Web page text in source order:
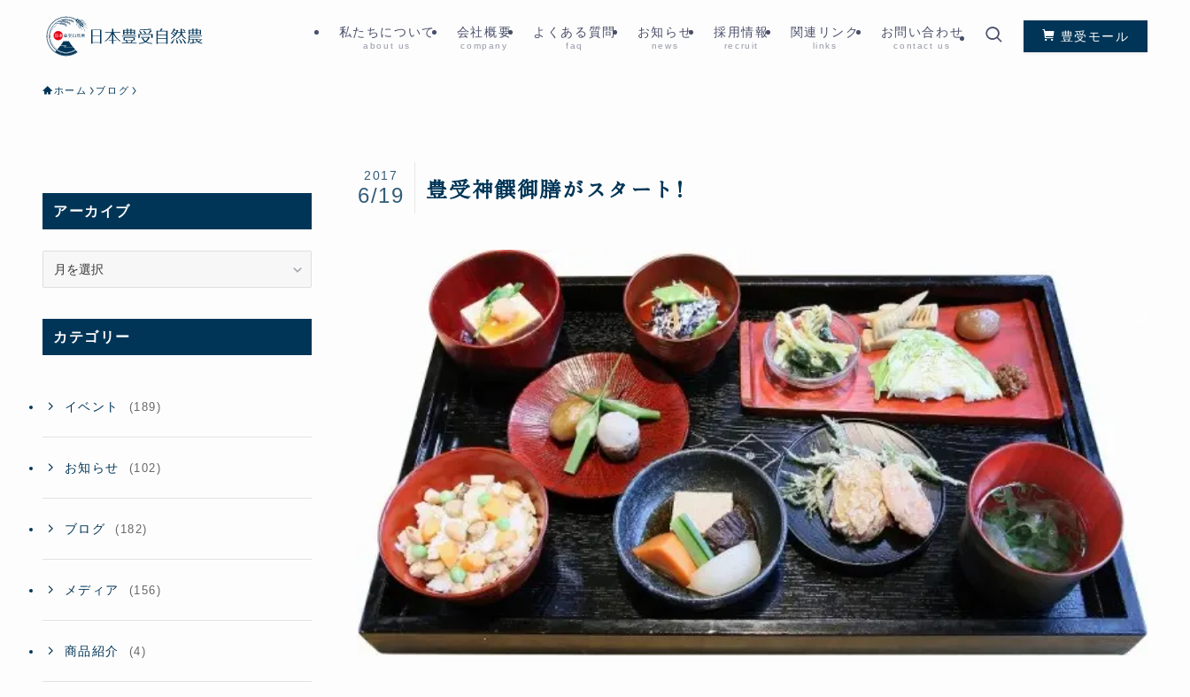
私たちについて
about us
会社概要
company
よくある質問
faq
お知らせ
news
採用情報
recruit
関連リンク
links
お問い合わせ
contact us
豊受モール
ホーム ブログ
豊受神饌御膳がスタート!
2017
6/19
アーカイブ
ー
イ
ブカテゴリー
イベント (189)
お知らせ (102)
ブログ (182)
メディア (156)
商品紹介 (4)